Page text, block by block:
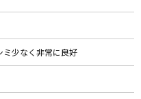
ミ少なく非常に良好